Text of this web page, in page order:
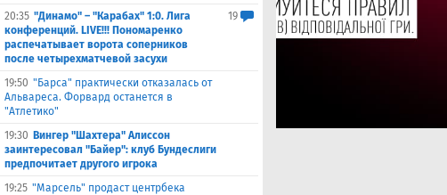
20:35 "Динамо" – "Карабах" 1:0. Лига
конференций. LIVE!!! Пономаренко
распечатывает ворота соперников
после четырехматчевой засухи
19
19:50 "Барса" практически отказалась от
Альвареса. Форвард останется в
"Атлетико"
19:30 Вингер "Шахтера" Алиссон
заинтересовал "Байер": клуб Бундеслиги
предпочитает другого игрока
19:25 "Марсель" продаст центрбека